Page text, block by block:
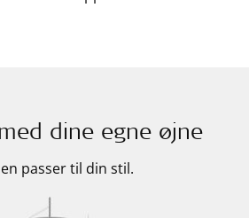
dine egne øjne
passer til din stil.